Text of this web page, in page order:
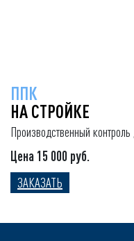
ППК
НА СТРОЙКЕ
Производственный
Цена 15 000 руб.
ЗАКАЗАТЬ